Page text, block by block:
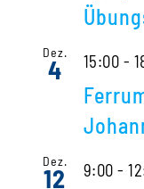
Dez.
4 15:00 -
Dez.
12 9:00 -